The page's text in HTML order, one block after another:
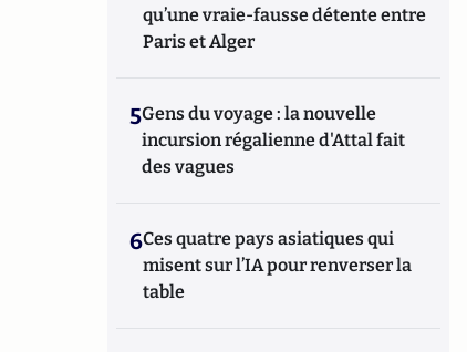
qu’une vraie-fausse détente entre
Paris et Alger
5Gens du voyage : la nouvelle
incursion régalienne d'Attal fait
des vagues
6Ces quatre pays asiatiques qui
misent sur l’IA pour renverser la
table